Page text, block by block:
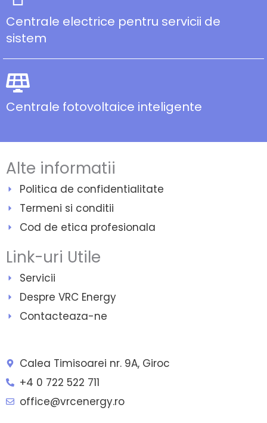
Centrale electrice pentru servicii de
sistem
Centrale fotovoltaice inteligente
Alte informatii
Politica de confidentialitate
Termeni si conditii
Cod de etica profesionala
Link-uri Utile
Servicii
Despre VRC Energy
Contacteaza-ne
Calea Timisoarei nr. 9A, Giroc
+4 0 722 522 711
office@vrcenergy.ro